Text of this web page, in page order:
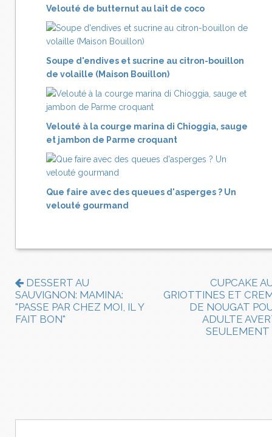
Velouté de butternut au lait de coco
Soupe d'endives et sucrine au citron-bouillon
de volaille (Maison Bouillon)
Velouté à la courge marina di Chioggia, sauge
et jambon de Parme croquant
Que faire avec des queues d'asperges ? Un
velouté gourmand
DESSERT AU
SAUVIGNON: MAMINA:
"PASSE PAR CHEZ MOI, IL Y
FAIT BON"
CUPCAKE
GRIOTTINES ET
DE NOUGAT
ADULTE
SEULEMENT